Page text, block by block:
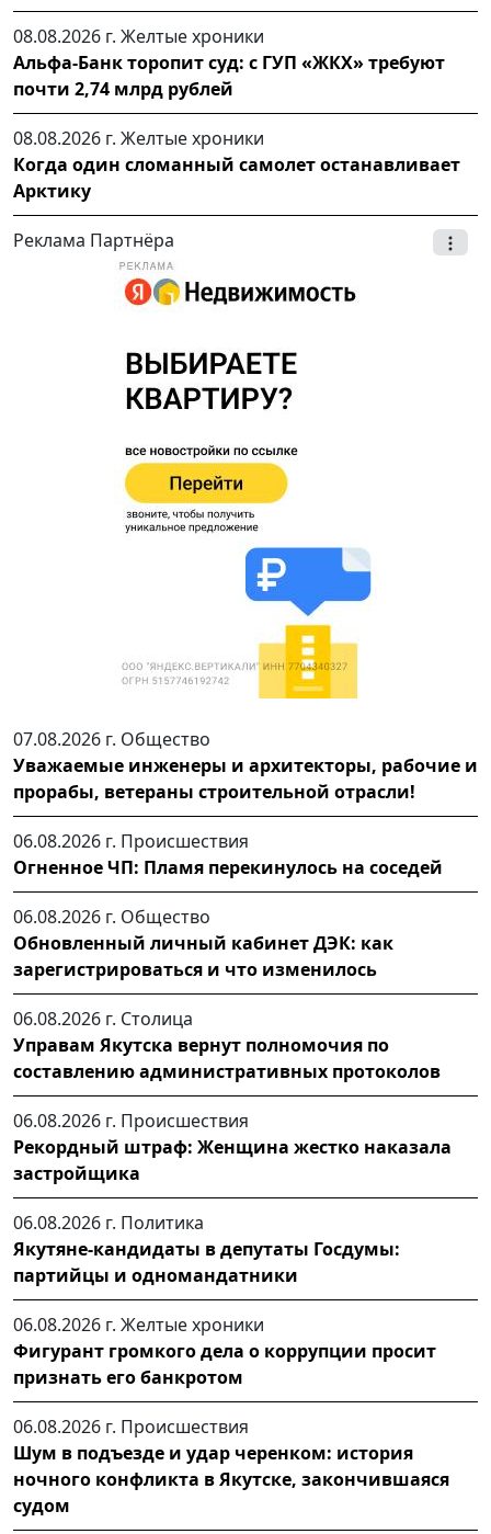
08.08.2026 г. Желтые хроники
Альфа-Банк торопит суд: с ГУП «ЖКХ» требуют
почти 2,74 млрд рублей
08.08.2026 г. Желтые хроники
Когда один сломанный самолет останавливает
Арктику
Реклама Партнёра
07.08.2026 г. Общество
Уважаемые инженеры и архитекторы, рабочие и
прорабы, ветераны строительной отрасли!
06.08.2026 г. Происшествия
Огненное ЧП: Пламя перекинулось на соседей
06.08.2026 г. Общество
Обновленный личный кабинет ДЭК: как
зарегистрироваться и что изменилось
06.08.2026 г. Столица
Управам Якутска вернут полномочия по
составлению административных протоколов
06.08.2026 г. Происшествия
Рекордный штраф: Женщина жестко наказала
застройщика
06.08.2026 г. Политика
Якутяне-кандидаты в депутаты Госдумы:
партийцы и одномандатники
06.08.2026 г. Желтые хроники
Фигурант громкого дела о коррупции просит
признать его банкротом
06.08.2026 г. Происшествия
Шум в подъезде и удар черенком: история
ночного конфликта в Якутске, закончившаяся
судом